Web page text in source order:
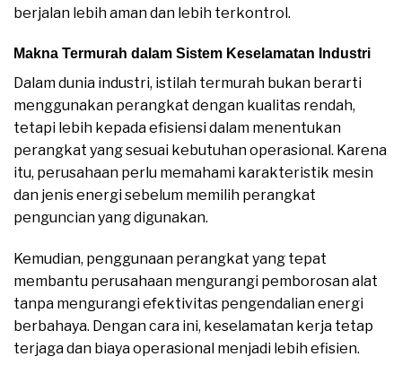
berjalan lebih aman dan lebih terkontrol.
Makna Termurah dalam Sistem Keselamatan Industri
Dalam dunia industri, istilah termurah bukan berarti
menggunakan perangkat dengan kualitas rendah,
tetapi lebih kepada efisiensi dalam menentukan
perangkat yang sesuai kebutuhan operasional. Karena
itu, perusahaan perlu memahami karakteristik mesin
dan jenis energi sebelum memilih perangkat
penguncian yang digunakan.
Kemudian, penggunaan perangkat yang tepat
membantu perusahaan mengurangi pemborosan alat
tanpa mengurangi efektivitas pengendalian energi
berbahaya. Dengan cara ini, keselamatan kerja tetap
terjaga dan biaya operasional menjadi lebih efisien.